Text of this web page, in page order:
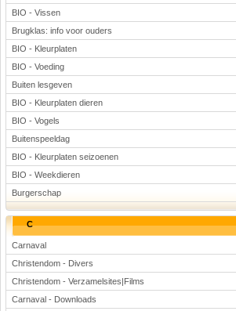
BIO - Vissen
Brugklas: info voor ouders
BIO - Kleurplaten
BIO - Voeding
Buiten lesgeven
BIO - Kleurplaten dieren
BIO - Vogels
Buitenspeeldag
BIO - Kleurplaten seizoenen
BIO - Weekdieren
Burgerschap
C
Carnaval
Christendom - Divers
Christendom - Verzamelsites|Films
Carnaval - Downloads